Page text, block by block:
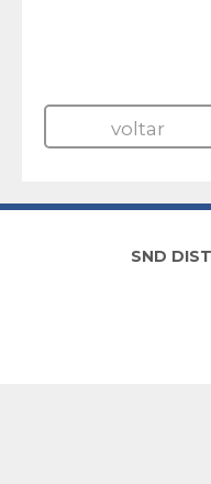
voltar
SND